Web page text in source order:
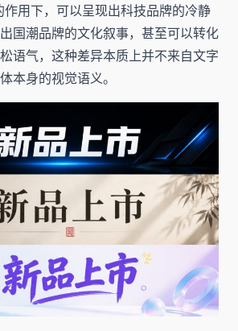
作用下，可以呈现出科技品牌的冷静
国潮品牌的文化叙事，甚至可以转化
语气，这种差异本质上并不来自文字
本身的视觉语义。